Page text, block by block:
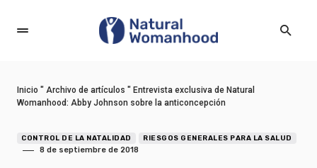
Inicio " Archivo de artículos " Entrevista exclusiva de Natural
Womanhood: Abby Johnson sobre la anticoncepción
CONTROL DE LA NATALIDAD RIESGOS GENERALES PARA LA SALUD
8 de septiembre de 2018